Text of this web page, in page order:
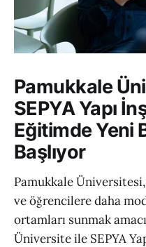
Pamukkale
SEPYA Yapı
Eğitimde Yeni
Başlıyor
Pamukkale
ve öğrencilere daha
ortamları sunmak
Üniversite ile SEPYA